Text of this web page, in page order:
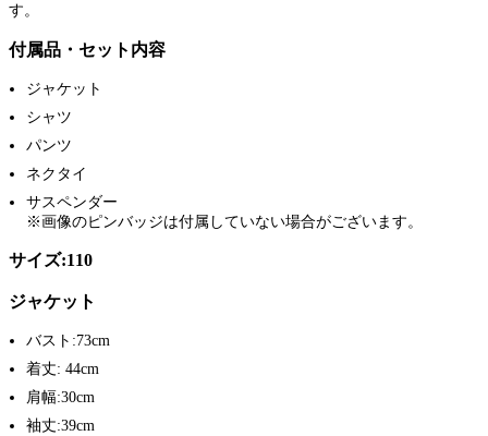
す。
付属品・セット内容
ジャケット
シャツ
パンツ
ネクタイ
サスペンダー
※画像のピンバッジは付属していない場合がございます。
サイズ:110
ジャケット
バスト:73cm
着丈: 44cm
肩幅:30cm
袖丈:39cm